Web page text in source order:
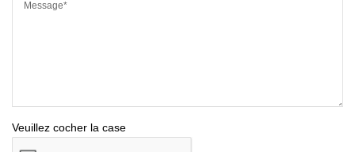
Message*
Veuillez cocher la case